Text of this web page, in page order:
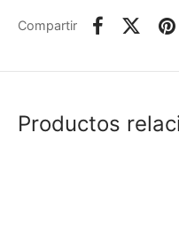
Compartir
Productos